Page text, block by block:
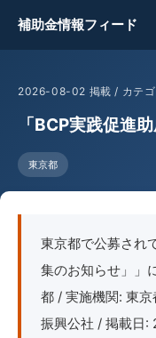
補助金情報フィード
2026-08-02 掲載 / カテゴ
「BCP実践促進
東京都
東京都で公募され
集のお知らせ」」
都 / 実施機関: 東
振興公社 / 掲載日: